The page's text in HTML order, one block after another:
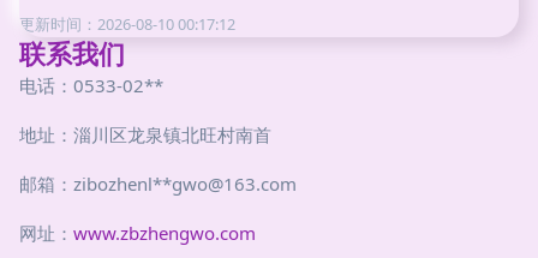
更新时间：2026-08-10 00:17:12
联系我们
电话：0533-02**
地址：淄川区龙泉镇北旺村南首
邮箱：zibozhenl**gwo@163.com
网址： www.zbzhengwo.com